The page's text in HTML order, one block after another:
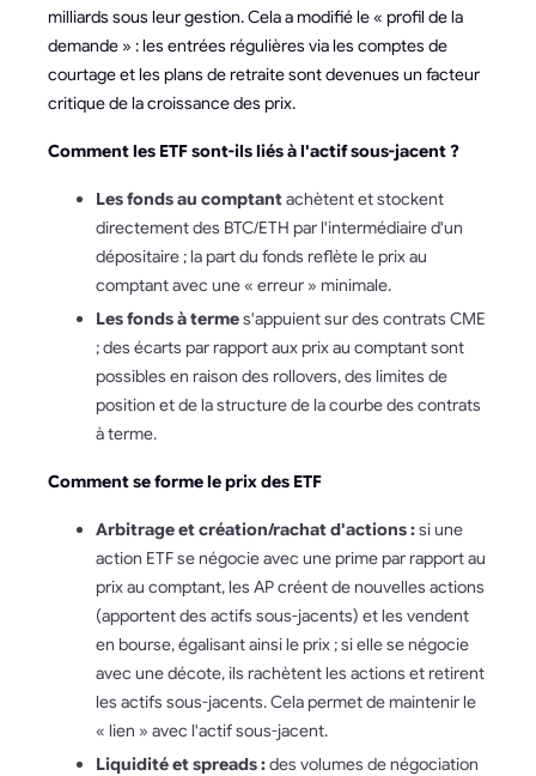
milliards sous leur gestion. Cela a modifié le « profil de la
demande » : les entrées régulières via les comptes de
courtage et les plans de retraite sont devenues un facteur
critique de la croissance des prix.
Comment les ETF sont-ils liés à l'actif sous-jacent ?
Les fonds au comptantachètent et stockent
directement des BTC/ETH par l'intermédiaire d'un
dépositaire ; la part du fonds reflète le prix au
comptant avec une « erreur » minimale.
Les fonds à termes'appuient sur des contrats CME
; des écarts par rapport aux prix au comptant sont
possibles en raison des rollovers, des limites de
position et de la structure de la courbe des contrats
à terme.
Comment se forme le prix des ETF
Arbitrage et création/rachat d'actions :si une
action ETF se négocie avec une prime par rapport au
prix au comptant, les AP créent de nouvelles actions
(apportent des actifs sous-jacents) et les vendent
en bourse, égalisant ainsi le prix ; si elle se négocie
avec une décote, ils rachètent les actions et retirent
les actifs sous-jacents. Cela permet de maintenir le
« lien » avec l'actif sous-jacent.
Liquidité et spreads :des volumes de négociation